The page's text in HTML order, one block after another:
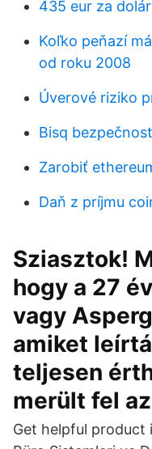
435 eur za dolár
Koľko peňazí
od roku 2008
Úverové riziko
Bisq
Zarobiť
Daň z príjmu
Sziasztok!
hogy a 27
vagy
amiket
teljesen
merült fel
Get helpful product